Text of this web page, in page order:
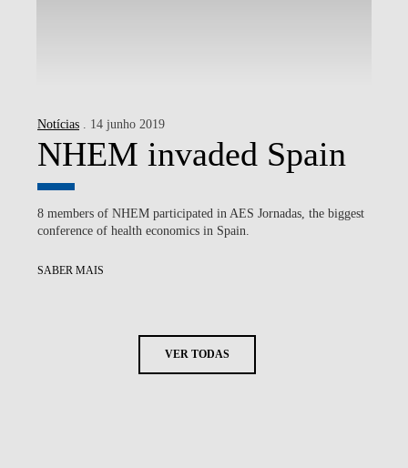
Notícias . 14 junho 2019
NHEM invaded Spain
8 members of NHEM participated in AES Jornadas, the biggest
conference of health economics in Spain.
SABER MAIS
VER TODAS